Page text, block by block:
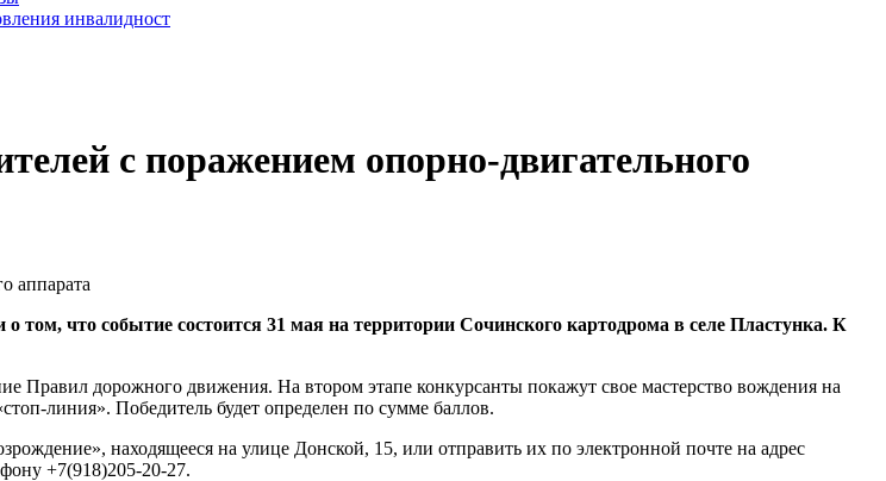
инвалидност
с поражением опорно-двигательного
что событие состоится 31 мая на территории Сочинского картодрома в селе Пластунка. К
Правил дорожного движения. На втором этапе конкурсанты покажут свое мастерство вождения на
линия». Победитель будет определен по сумме баллов.
находящееся на улице Донской, 15, или отправить их по электронной почте на адрес
+7(918)205-20-27.